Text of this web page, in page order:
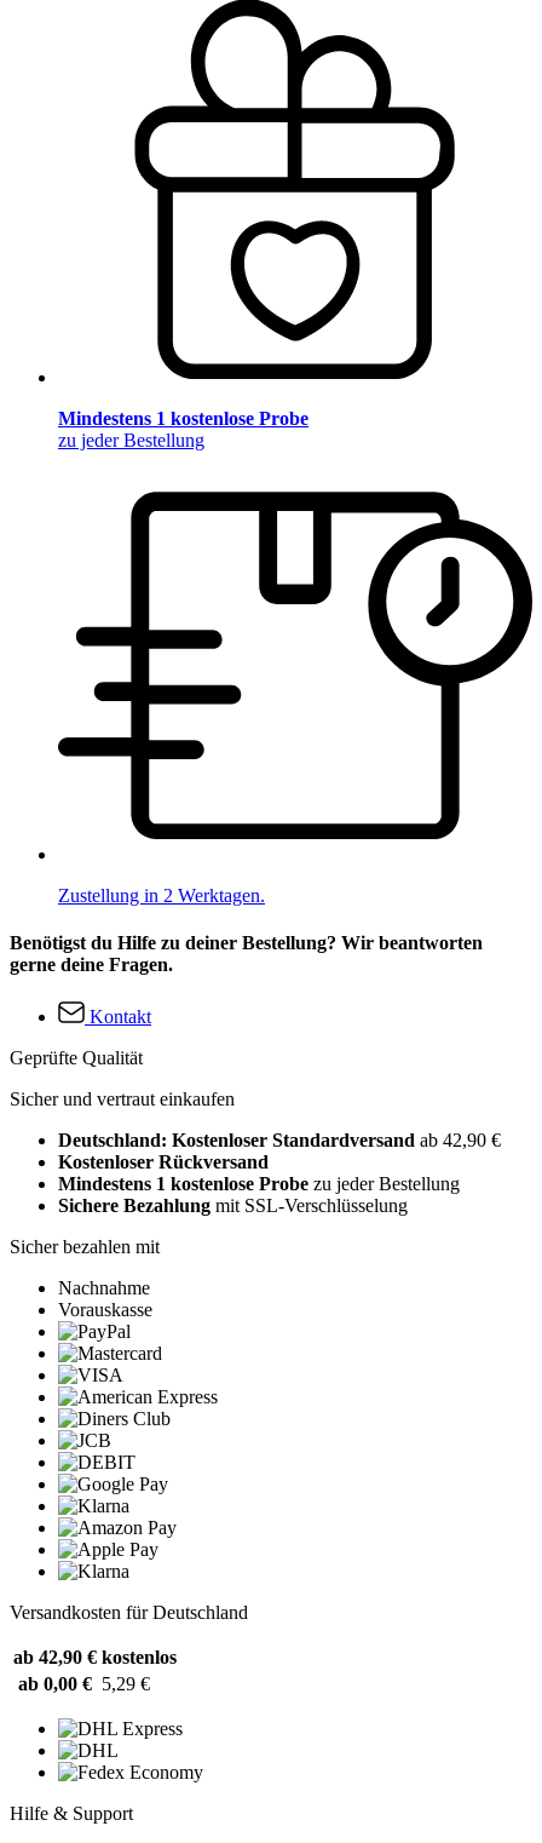
Mindestens 1 kostenlose Probe
zu jeder Bestellung
Zustellung in 2 Werktagen.
Benötigst du Hilfe zu deiner Bestellung? Wir beantworten
gerne deine Fragen.
Kontakt
Geprüfte Qualität
Sicher und vertraut einkaufen
Deutschland: Kostenloser Standardversand ab 42,90 €
Kostenloser Rückversand
Mindestens 1 kostenlose Probe zu jeder Bestellung
Sichere Bezahlung mit SSL-Verschlüsselung
Sicher bezahlen mit
Nachnahme
Vorauskasse
Versandkosten für Deutschland
ab 42,90 € kostenlos
ab 0,00 € 5,29 €
Hilfe & Support